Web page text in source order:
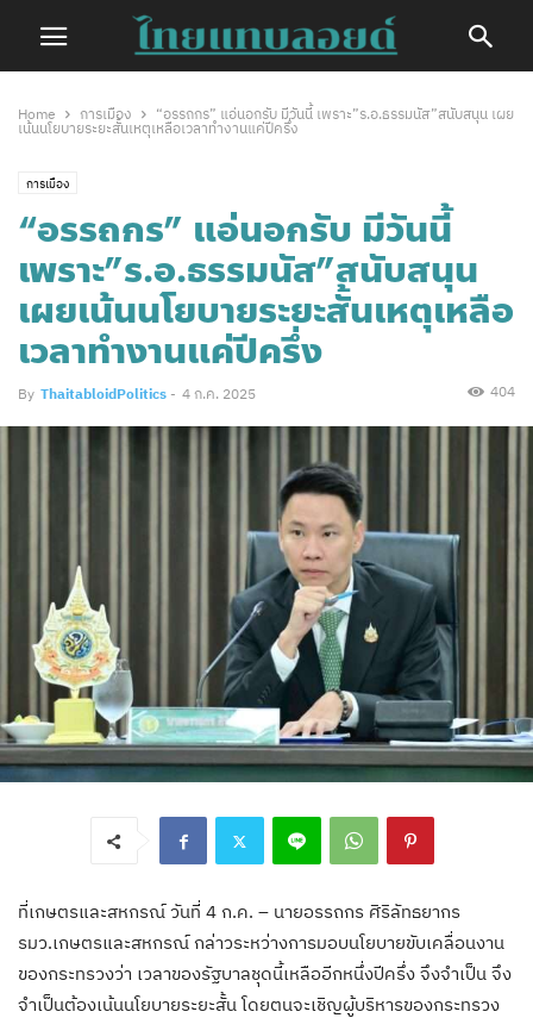
Home การเมือง
“อรรถกร” แอ่นอกรับ มีวันนี้ เพราะ”ร.อ.ธรรมนัส”สนับสนุน เผย
เน้นนโยบายระยะสั้นเหตุเหลือเวลาทำงานแค่ปีครึ่ง
การเมือง
“อรรถกร” แอ่นอกรับ มีวันนี้
เพราะ”ร.อ.ธรรมนัส”สนับสนุน
เผยเน้นนโยบายระยะสั้นเหตุเหลือ
เวลาทำงานแค่ปีครึ่ง
By ThaitabloidPolitics - 4 ก.ค. 2025 404
ที่เกษตรและสหกรณ์ วันที่ 4 ก.ค. – นายอรรถกร ศิริลัทธยากร
รมว.เกษตรและสหกรณ์ กล่าวระหว่างการมอบนโยบายขับเคลื่อนงาน
ของกระทรวงว่า เวลาของรัฐบาลชุดนี้เหลืออีกหนึ่งปีครึ่ง จึงจำเป็น จึง
จำเป็นต้องเน้นนโยบายระยะสั้น โดยตนจะเชิญผู้บริหารของกระทรวง